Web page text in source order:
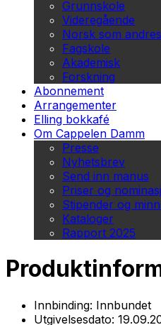
Grunnskole
Videregående
Norsk som
Fagskole
Akademisk
Forskning
Abonnement
Arrangementer
Elling bokkafé
Om Cappelen Damm
Presse
Nyhetsbrev
Send inn manus
Priser og
Stipender og
Kataloger
Rapport 2025
Innbinding: Innbundet
Utgivelsesdato: